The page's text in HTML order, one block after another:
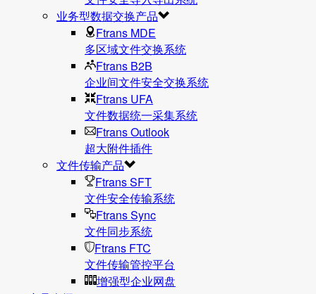
业务型数据交换产品
Ftrans MDE
多区域文件交换系统
Ftrans B2B
企业间文件安全交换系统
Ftrans UFA
文件数据统⼀采集系统
Ftrans Outlook
超大附件插件
文件传输产品
Ftrans SFT
文件安全传输系统
Ftrans Sync
文件同步系统
Ftrans FTC
文件传输管控平台
增强型企业网盘